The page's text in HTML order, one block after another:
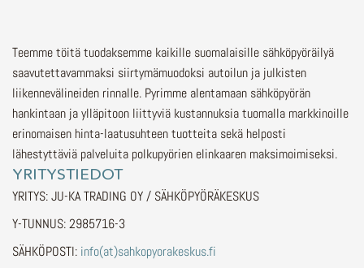
Teemme töitä tuodaksemme kaikille suomalaisille sähköpyöräilyä
saavutettavammaksi siirtymämuodoksi autoilun ja julkisten
liikennevälineiden rinnalle. Pyrimme alentamaan sähköpyörän
hankintaan ja ylläpitoon liittyviä kustannuksia tuomalla markkinoille
erinomaisen hinta-laatusuhteen tuotteita sekä helposti
lähestyttäviä palveluita polkupyörien elinkaaren maksimoimiseksi.
YRITYSTIEDOT
YRITYS: JU-KA TRADING OY / SÄHKÖPYÖRÄKESKUS
Y-TUNNUS: 2985716-3
SÄHKÖPOSTI: info(at)sahkopyorakeskus.fi